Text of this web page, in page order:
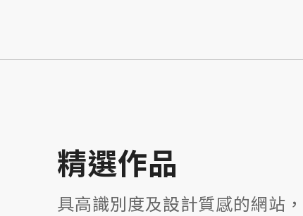
精選作品
具高識別度及設計質感的網站